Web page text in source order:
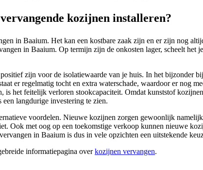
kozijnen installeren?
in Baaium. Het kan een kostbare zaak zijn en er zijn nog
in Baaium. Op termijn zijn de onkosten lager, scheelt
zijn voor de isolatiewaarde van je huis. In het bijzonder
er regelmatig tocht en extra waterschade, waardoor er nog
is het feitelijk verloren stookcapaciteit. Omdat kunststof
langdurige investering te zien.
voordelen. Nieuwe kozijnen zorgen gewoonlijk
Ook met oog op een toekomstige verkoop kunnen nieuwe
in Baaium is dus in vele opzichten een uitstekende
informatiepagina overkozijnen vervangen.